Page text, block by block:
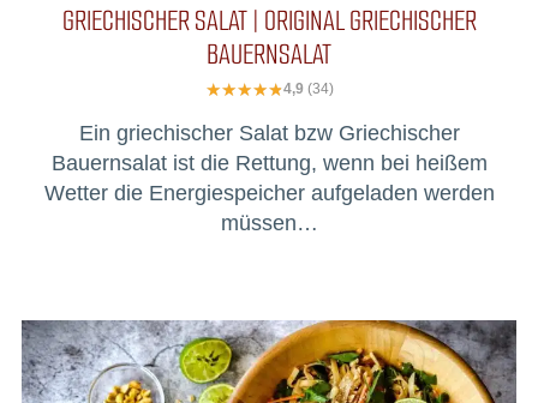
GRIECHISCHER SALAT | ORIGINAL GRIECHISCHER
BAUERNSALAT
4,9 (34)
Ein griechischer Salat bzw Griechischer
Bauernsalat ist die Rettung, wenn bei heißem
Wetter die Energiespeicher aufgeladen werden
müssen…